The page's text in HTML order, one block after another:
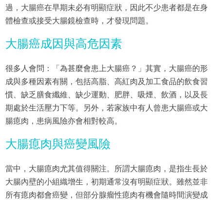
過，大腸癌在早期未必有明顯症狀，因此不少患者都是在身
體檢查或接受大腸鏡檢查時，才發現問題。
大腸癌成因與高危因素
很多人會問：「為甚麼會患上大腸癌？」其實，大腸癌的形
成與多種因素有關，包括高脂、高紅肉及加工食品的飲食習
慣、缺乏膳食纖維、缺少運動、肥胖、吸煙、飲酒，以及長
期處於生活壓力下等。另外，若家族中有人曾患大腸癌或大
腸瘜肉，患病風險亦會相對較高。
大腸瘜肉與癌變風險
當中，大腸瘜肉尤其值得關注。所謂大腸瘜肉，是指生長於
大腸內壁的小組織增生，初期通常沒有明顯症狀。雖然並非
所有瘜肉都會癌變，但部分腺瘤性瘜肉有機會隨時間演變成